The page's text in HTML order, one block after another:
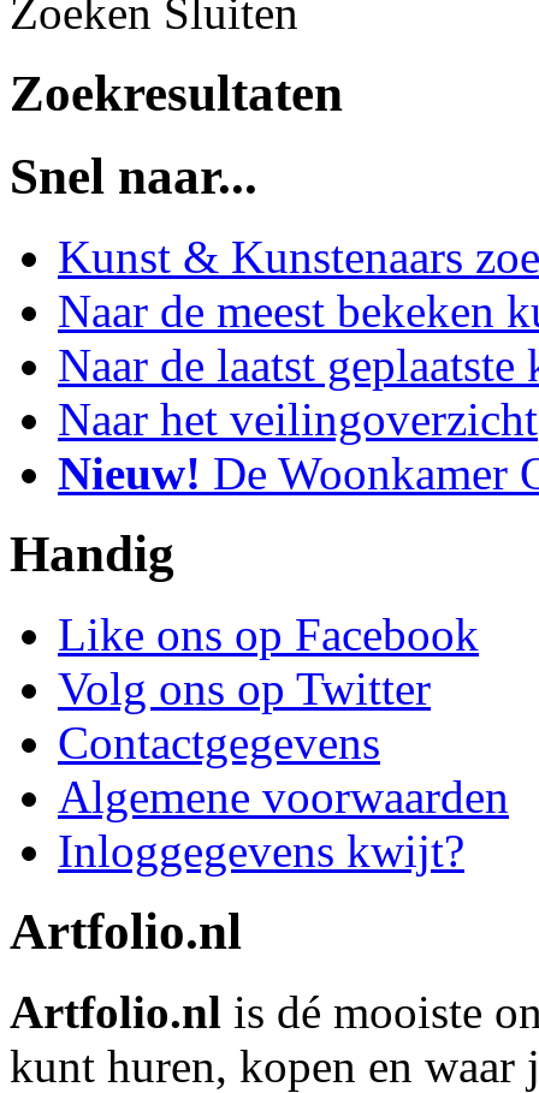
Zoeken Sluiten
Zoekresultaten
Snel naar...
Kunst & Kunstenaars
Naar de meest bekeken
Naar de laatst geplaatste
Naar het veilingoverzicht
Nieuw! De Woonkamer
Handig
Like ons op Facebook
Volg ons op Twitter
Contactgegevens
Algemene voorwaarden
Inloggegevens kwijt?
Artfolio.nl
Artfolio.nl is dé mooiste
kunt huren, kopen en waar